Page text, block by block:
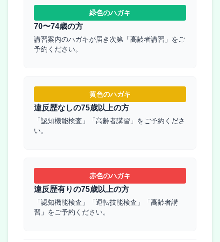
緑色のハガキ
70〜74歳の方
講習案内のハガキが届き次第「高齢者講習」をご
予約ください。
黄色のハガキ
違反歴なしの75歳以上の方
「認知機能検査」「高齢者講習」をご予約くださ
い。
赤色のハガキ
違反歴有りの75歳以上の方
「認知機能検査」「運転技能検査」「高齢者講
習」をご予約ください。